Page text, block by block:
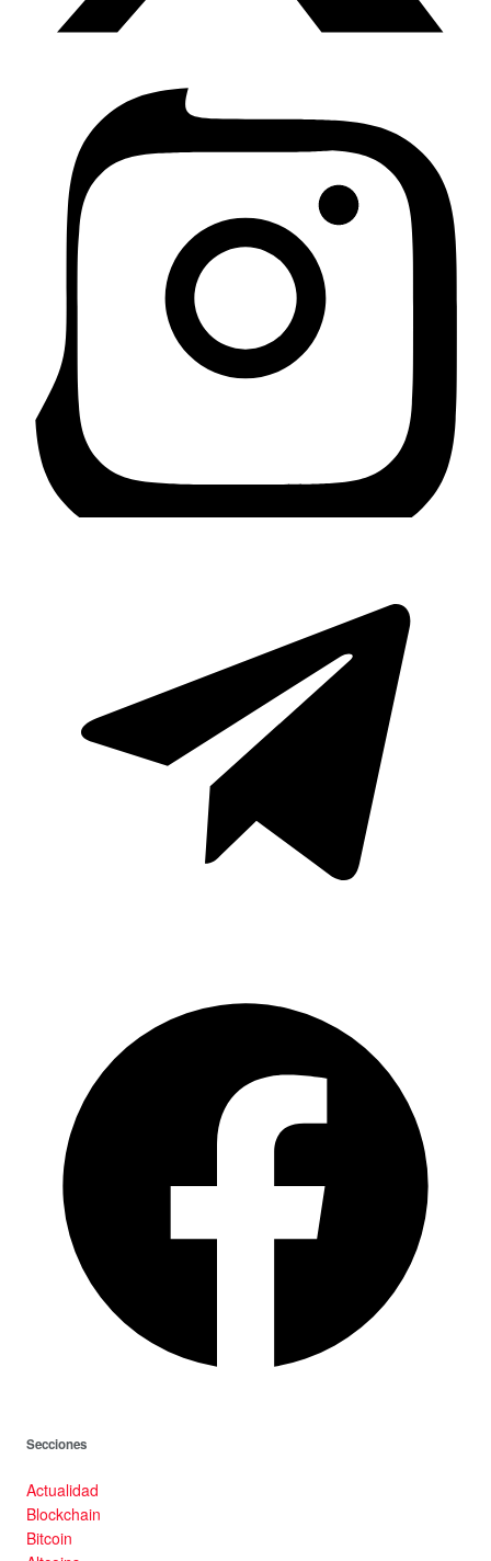
Secciones
Actualidad
Blockchain
Bitcoin